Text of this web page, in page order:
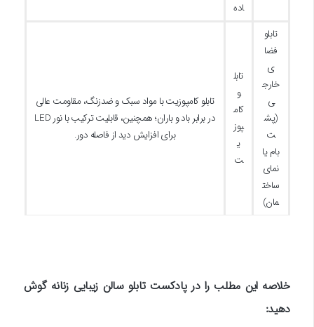
اده
تابلو
فضا
ی
خارج
ی
(پش
ت
بام یا
نمای
ساخت
مان)
تابل
و
کام
پوز
ی
ت
تابلو کامپوزیت با مواد سبک و ضدزنگ، مقاومت عالی
در برابر باد و باران؛ همچنین، قابلیت ترکیب با نور LED
برای افزایش دید از فاصله دور.
خلاصه این مطلب را در پادکست تابلو سالن زیبایی زنانه گوش
دهید: